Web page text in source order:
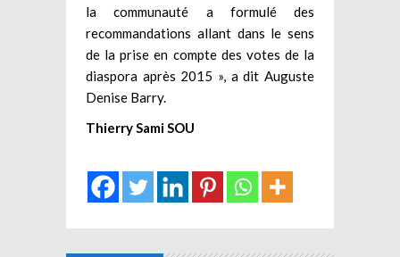
la communauté a formulé des
recommandations allant dans le sens
de la prise en compte des votes de la
diaspora après 2015 », a dit Auguste
Denise Barry.
Thierry Sami SOU